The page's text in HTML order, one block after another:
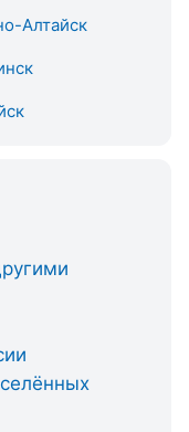
Алтайск